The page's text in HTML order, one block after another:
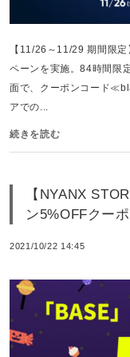
【11/26～11/29 期間限
ペーンを実施。84時間限
面で、クーポンコード
アでの...
続きを読む
【NYANX
ン5%OFFクー
2021/10/22 14:45